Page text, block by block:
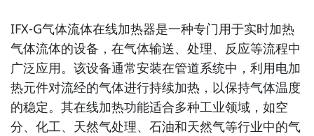
IFX-G气体流体在线加热器是一种专门用于实时加热
气体流体的设备，在气体输送、处理、反应等流程中
广泛应用。该设备通常安装在管道系统中，利用电加
热元件对流经的气体进行持续加热，以保持气体温度
的稳定。其在线加热功能适合多种工业领域，如空
分、化工、天然气处理、石油和天然气等行业中的气